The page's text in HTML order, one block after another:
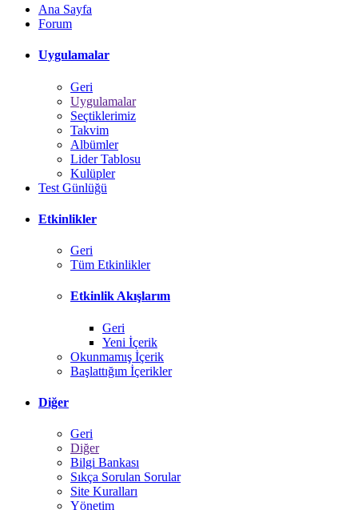
Ana Sayfa
Forum
Uygulamalar
Geri
Uygulamalar
Seçtiklerimiz
Takvim
Albümler
Lider Tablosu
Kulüpler
Test Günlüğü
Etkinlikler
Geri
Tüm Etkinlikler
Etkinlik Akışlarım
Geri
Yeni İçerik
Okunmamış İçerik
Başlattığım İçerikler
Diğer
Geri
Diğer
Bilgi Bankası
Sıkça Sorulan Sorular
Site Kuralları
Yönetim